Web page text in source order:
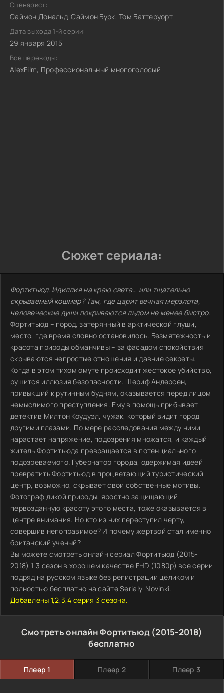
Сценарист:
Саймон Дональд, Саймон Бурк, Том Баттеруорт
Дата выхода 1-й серии:
29 января 2015
Все переводы:
AlexFilm, Профессиональный многоголосый
Сюжет сериала:
Фортитьюд. Идиллия на краю света… или тщательно
скрываемый кошмар? Там, где царит вечная мерзлота,
человеческие души покрываются льдом не менее быстро.
Фортитьюд – город, затерянный в арктической глуши,
место, где время словно остановилось. Безмятежность и
красота природы обманчивы – за фасадом спокойствия
скрываются непростые отношения и давние секреты.
Когда в этом тихом омуте происходит жестокое убийство,
рушится иллюзия безопасности. Шериф Андерсен,
привыкший к рутинным будням, оказывается перед лицом
немыслимого преступления. Ему в помощь прибывает
детектив Милтон Коудуэл, чужак, который видит город
другими глазами. По мере расследования между ними
нарастает напряжение, подозрения множатся, и каждый
житель Фортитьюда превращается в потенциального
подозреваемого. Губернатор города, одержимая идеей
превратить Фортитьюд в процветающий туристический
центр, возможно, скрывает свои собственные мотивы.
Фотограф дикой природы, яростно защищающий
первозданную красоту этого места, тоже оказывается в
центре внимания. Но кто из них переступил черту,
совершив непоправимое? И почему жертвой стал именно
британский ученый?
Вы можете смотреть онлайн сериал Фортитьюд (2015-
2018) 1-3 сезон в хорошем качестве FHD (1080p) все серии
подряд на русском языке без регистрации целиком и
полностью бесплатно на сайте Serialy-Novinki.
Добавлены 1,2,3,4 серия 3 сезона.
Смотреть онлайн Фортитьюд (2015-2018)
бесплатно
Плеер 1 Плеер 2 Плеер 3